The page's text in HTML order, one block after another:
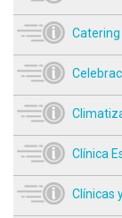
Catering
Clínica
Clínicas